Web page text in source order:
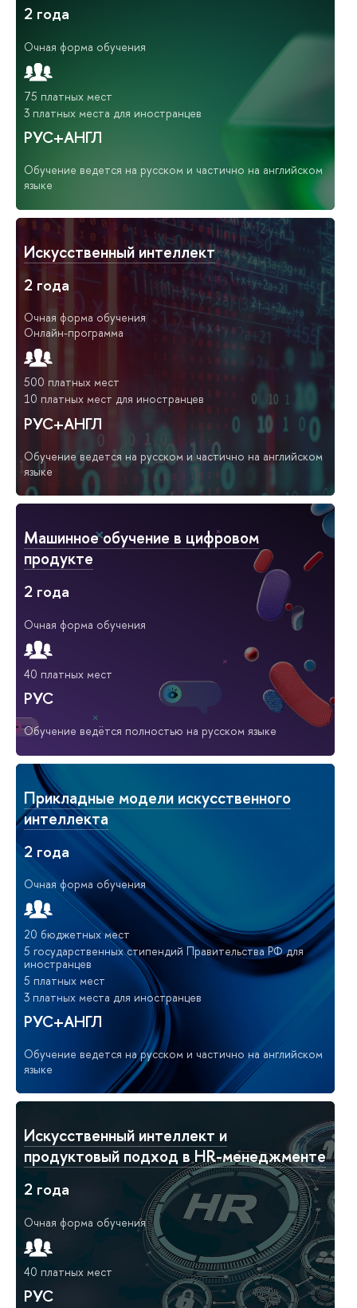
2 года
Очная форма обучения
75 платных мест
3 платных места для иностранцев
РУС+АНГЛ
Обучение ведется на русском и частично на английском
языке
Искусственный интеллект
2 года
Очная форма обучения
Онлайн-программа
500 платных мест
10 платных мест для иностранцев
РУС+АНГЛ
Обучение ведется на русском и частично на английском
языке
Машинное обучение в цифровом
продукте
2 года
Очная форма обучения
40 платных мест
РУС
Обучение ведётся полностью на русском языке
Прикладные модели искусственного
интеллекта
2 года
Очная форма обучения
20 бюджетных мест
5 государственных стипендий Правительства РФ для
иностранцев
5 платных мест
3 платных места для иностранцев
РУС+АНГЛ
Обучение ведется на русском и частично на английском
языке
Искусственный интеллект и
продуктовый подход в HR-менеджменте
2 года
Очная форма обучения
40 платных мест
РУС